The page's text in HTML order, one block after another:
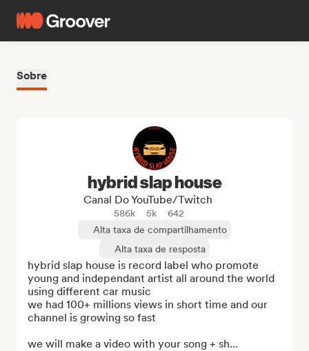
Sobre
hybrid slap house
Canal Do YouTube/Twitch
586k 5k
642
Alta taxa de compartilhamento
Alta taxa de resposta
hybrid slap house is record label who promote
young and independant artist all around the world
using different car music
we had 100+ millions views in short time and our
channel is growing so fast
we will make a video with your song + sh...